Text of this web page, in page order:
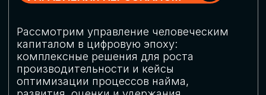
СКАЧАТЬ
ПРОГРАММУ
КОНФЕРЕНЦИИ